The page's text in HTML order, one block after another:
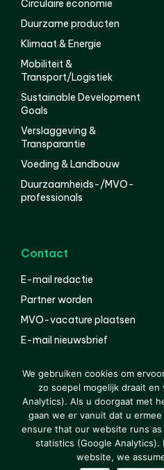
Circulaire economie
Duurzame producten
Klimaat & Energie
Mobiliteit &
Transport/Logistiek
Sustainable Development
Goals
Verslaggeving &
Transparantie
Voeding & Landbouw
Duurzaamheids-/MVO-
professionals
Contact
E-mail redactie
Partner worden
MVO-vacature plaatsen
E-mail nieuwsbrief
© 2000-2026 Van der Molen EIS
Privacy
We gebruiken cookies om
zo soepel mogelijk draait
Analytics). Als u doorgaat met
gaan we er vanuit dat u
ensure that our website runs
statistics (Google
website, we